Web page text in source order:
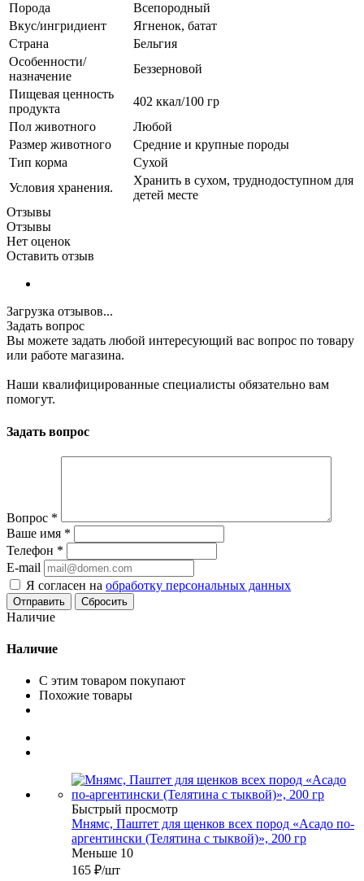
Порода
Всепородный
Вкус/ингридиент
Ягненок, батат
Страна
Бельгия
Особенности/
назначение
Беззерновой
Пищевая ценность
продукта
402 ккал/100 гр
Пол животного
Любой
Размер животного
Средние и крупные породы
Тип корма
Сухой
Условия хранения.
Хранить в сухом, труднодоступном для
детей месте
Отзывы
Отзывы
Нет оценок
Оставить отзыв
Загрузка отзывов...
Задать вопрос
Вы можете задать любой интересующий вас вопрос по товару
или работе магазина.
Наши квалифицированные специалисты обязательно вам
помогут.
Задать вопрос
Вопрос *
Ваше имя *
Телефон *
E-mail
Я согласен на обработку персональных данных
Сбросить
Наличие
Наличие
С этим товаром покупают
Похожие товары
Быстрый просмотр
Мнямс, Паштет для щенков всех пород «Асадо по-
аргентински (Телятина с тыквой)», 200 гр
Меньше 10
165 ₽/шт